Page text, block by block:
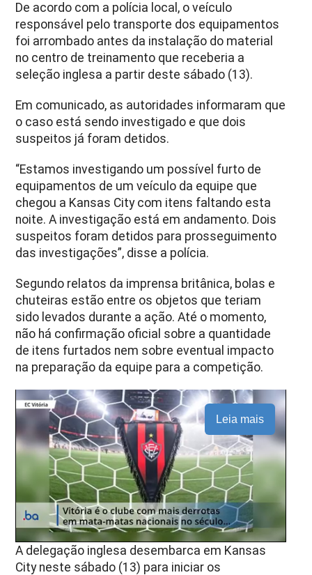
De acordo com a polícia local, o veículo
responsável pelo transporte dos equipamentos
foi arrombado antes da instalação do material
no centro de treinamento que receberia a
seleção inglesa a partir deste sábado (13).
Em comunicado, as autoridades informaram que
o caso está sendo investigado e que dois
suspeitos já foram detidos.
“Estamos investigando um possível furto de
equipamentos de um veículo da equipe que
chegou a Kansas City com itens faltando esta
noite. A investigação está em andamento. Dois
suspeitos foram detidos para prosseguimento
das investigações”, disse a polícia.
Segundo relatos da imprensa britânica, bolas e
chuteiras estão entre os objetos que teriam
sido levados durante a ação. Até o momento,
não há confirmação oficial sobre a quantidade
de itens furtados nem sobre eventual impacto
na preparação da equipe para a competição.
Leia mais
A delegação inglesa desembarca em Kansas
City neste sábado (13) para iniciar os